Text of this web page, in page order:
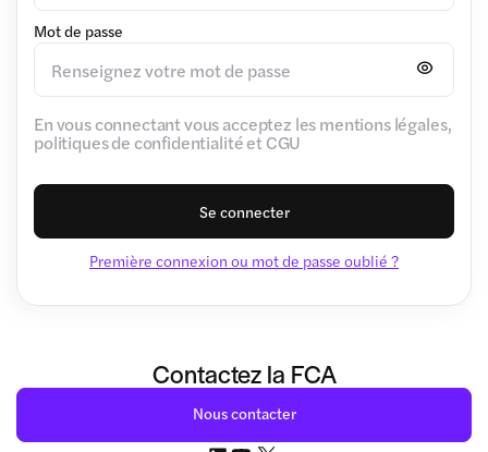
Mot de passe
En vous connectant vous acceptez les mentions légales,
politiques de confidentialité et CGU
Se connecter
Première connexion ou mot de passe oublié ?
Contactez la FCA
Nous contacter